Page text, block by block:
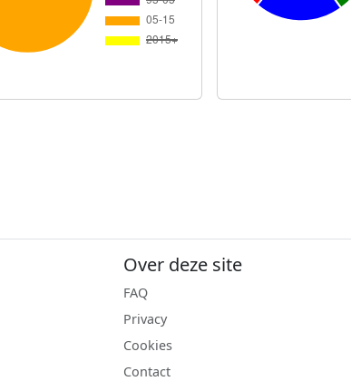
Over deze site
FAQ
Privacy
Cookies
Contact